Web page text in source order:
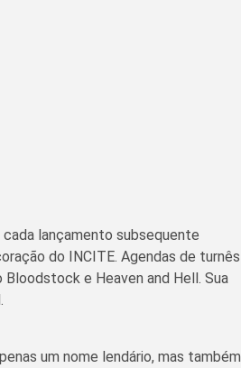
lançamento subsequente
do INCITE. Agendas de turnês
e Heaven and Hell. Sua
um nome lendário, mas também